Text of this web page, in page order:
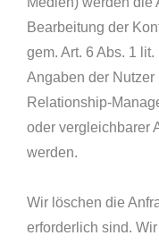
Bearbeitung der
gem. Art. 6 Abs. 1
Angaben der
Relationship-
oder vergleichbarer
werden.
Wir löschen die
erforderlich sind.